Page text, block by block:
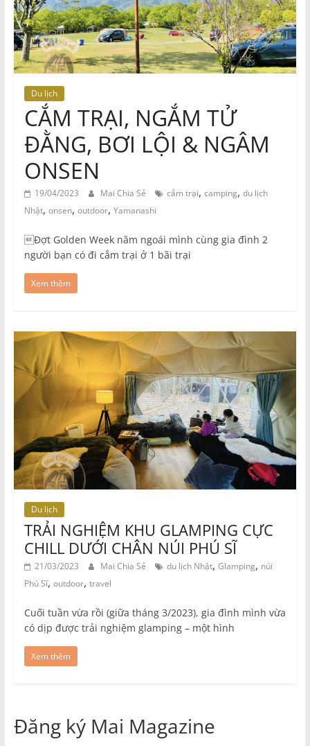
Du lịch
CẮM TRẠI, NGẮM TỬ
ĐẰNG, BƠI LỘI & NGÂM
ONSEN
19/04/2023 Mai Chia Sẻ cắm trại, camping, du lịch
Nhật, onsen, outdoor, Yamanashi
Đợt Golden Week năm ngoái mình cùng gia đình 2
người bạn có đi cắm trại ở 1 bãi trại
Xem thêm
Du lịch
TRẢI NGHIỆM KHU GLAMPING CỰC
CHILL DƯỚI CHÂN NÚI PHÚ SĨ
21/03/2023 Mai Chia Sẻ du lịch Nhật, Glamping, núi
Phú Sĩ, outdoor, travel
Cuối tuần vừa rồi (giữa tháng 3/2023), gia đình mình vừa
có dịp được trải nghiệm glamping – một hình
Xem thêm
Đăng ký Mai Magazine